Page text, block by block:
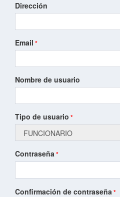
Dirección
Email
Nombre de usuario
Tipo de usuario
Contraseña
Confirmación de contraseña